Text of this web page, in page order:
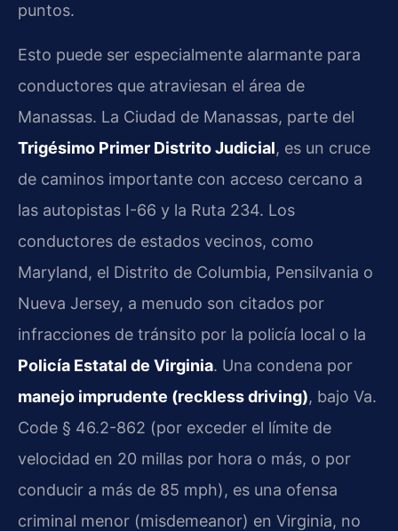
puntos.
Esto puede ser especialmente alarmante para
conductores que atraviesan el área de
Manassas. La Ciudad de Manassas, parte del
Trigésimo Primer Distrito Judicial, es un cruce
de caminos importante con acceso cercano a
las autopistas I-66 y la Ruta 234. Los
conductores de estados vecinos, como
Maryland, el Distrito de Columbia, Pensilvania o
Nueva Jersey, a menudo son citados por
infracciones de tránsito por la policía local o la
Policía Estatal de Virginia. Una condena por
manejo imprudente (reckless driving), bajo Va.
Code § 46.2-862 (por exceder el límite de
velocidad en 20 millas por hora o más, o por
conducir a más de 85 mph), es una ofensa
criminal menor (misdemeanor) en Virginia, no